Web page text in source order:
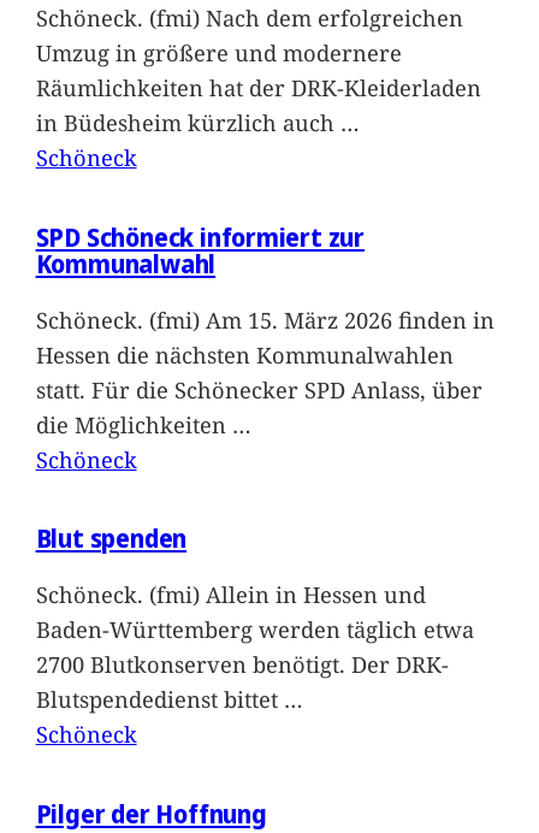
Schöneck. (fmi) Nach dem erfolgreichen
Umzug in größere und modernere
Räumlichkeiten hat der DRK-Kleiderladen
in Büdesheim kürzlich auch …
Schöneck
SPD Schöneck informiert zur
Kommunalwahl
Schöneck. (fmi) Am 15. März 2026 finden in
Hessen die nächsten Kommunalwahlen
statt. Für die Schönecker SPD Anlass, über
die Möglichkeiten …
Schöneck
Blut spenden
Schöneck. (fmi) Allein in Hessen und
Baden-Württemberg werden täglich etwa
2700 Blutkonserven benötigt. Der DRK-
Blutspendedienst bittet …
Schöneck
Pilger der Hoffnung